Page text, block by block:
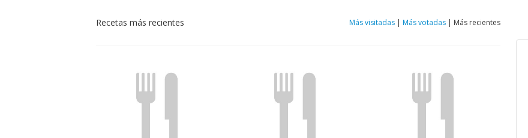
Recetas más recientes Más visitadas| Más votadas| Más recientes